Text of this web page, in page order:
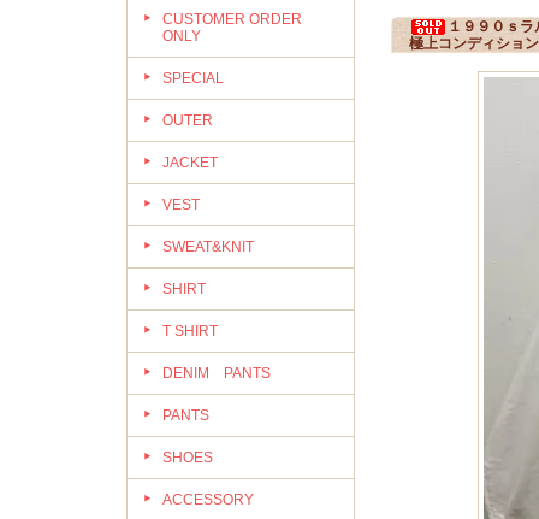
CUSTOMER ORDER
ONLY
SPECIAL
OUTER
JACKET
VEST
SWEAT&KNIT
SHIRT
T SHIRT
DENIM PANTS
PANTS
SHOES
ACCESSORY
１９９０ｓ
極上コンディショ